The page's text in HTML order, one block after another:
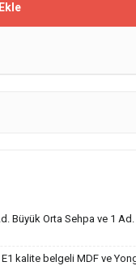
Büyük Orta Sehpa ve 1
kalite belgeli MDF ve